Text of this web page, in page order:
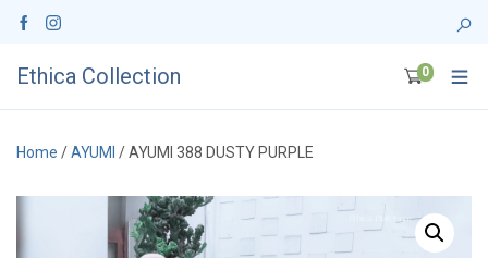
Ethica Collection 0
Home /AYUMI / AYUMI 388 DUSTY PURPLE